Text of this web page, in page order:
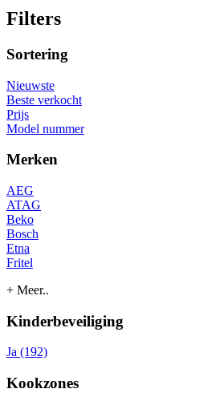
Filters
Sortering
Nieuwste
Beste verkocht
Prijs
Model nummer
Merken
AEG
ATAG
Beko
Bosch
Etna
Fritel
+ Meer..
Kinderbeveiliging
Ja (192)
Kookzones